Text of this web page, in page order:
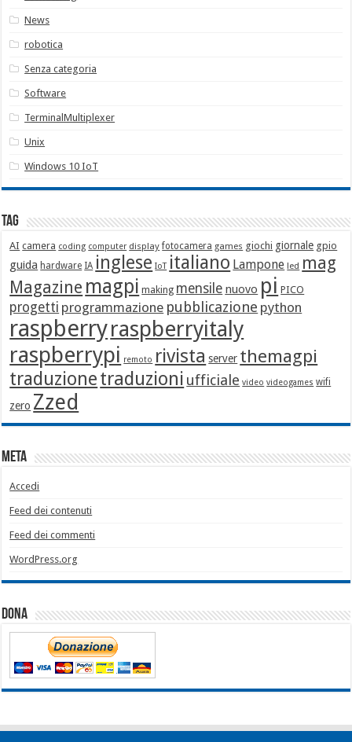
News
robotica
Senza categoria
Software
TerminalMultiplexer
Unix
Windows 10 IoT
Tag
AI camera coding computer display fotocamera games giochi giornale gpio
guida hardware IA inglese IoT italiano Lampone led mag
Magazine magpi making mensile nuovo pi PICO
progetti programmazione pubblicazione python
raspberryraspberryitaly
raspberrypi remoto rivista server themagpi
traduzionetraduzioni ufficiale video videogames wifi
zero Zzed
Meta
Accedi
Feed dei contenuti
Feed dei commenti
WordPress.org
Dona